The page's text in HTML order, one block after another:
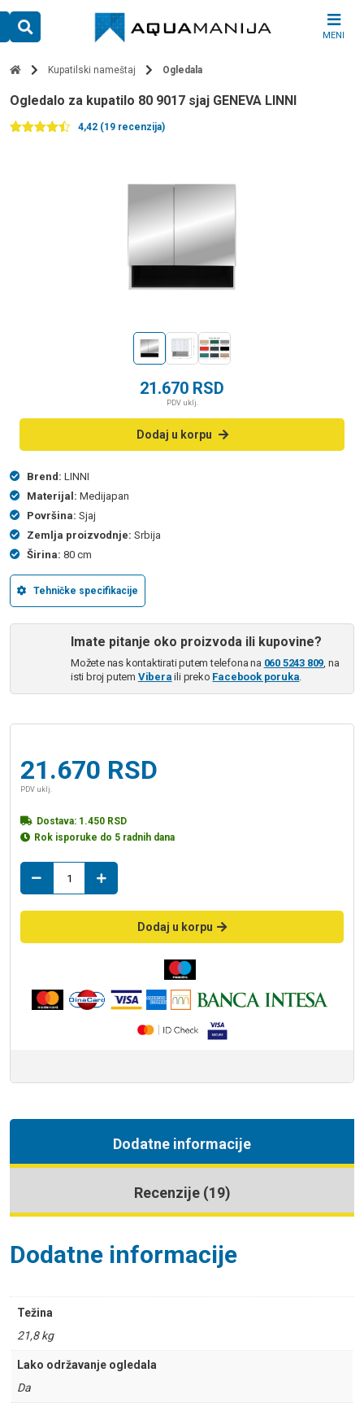
content
MENI
Kupatilski nameštaj Ogledala
ogledalo za kupatilo 80 9017 sjaj GENEVA LINNI
4,42 (19 recenzija)
21.670 RSD
PDV uklj.
Dodaj u korpu
Brend: LINNI
Materijal: Medijapan
Površina: Sjaj
Zemlja proizvodnje: Srbija
Širina: 80 cm
Tehničke specifikacije
Imate pitanje oko proizvoda ili kupovine?
Možete nas kontaktirati putem telefona na 060 5243 809, na
isti broj putem Vibera ili preko Facebook poruka.
21.670 RSD
PDV uklj.
Dostava: 1.450 RSD
Rok isporuke do 5 radnih dana
za
kupatilo
9017
LINNI
Dodaj u korpu
Dodatne informacije
Recenzije (19)
Dodatne informacije
Težina
21,8 kg
Lako održavanje ogledala
Da